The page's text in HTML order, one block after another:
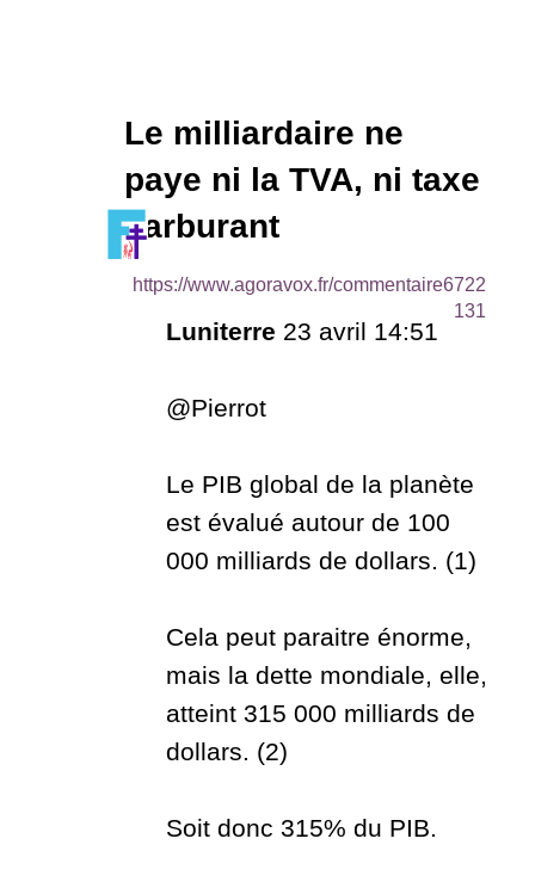
Le milliardaire ne
paye ni la TVA, ni taxe
carburant
https://www.agoravox.fr/commentaire6722
131
Luniterre 23 avril 14:51
@Pierrot
Le PIB global de la planète
est évalué autour de 100
000 milliards de dollars. (1)
Cela peut paraitre énorme,
mais la dette mondiale, elle,
atteint 315 000 milliards de
dollars. (2)
Soit donc 315% du PIB.